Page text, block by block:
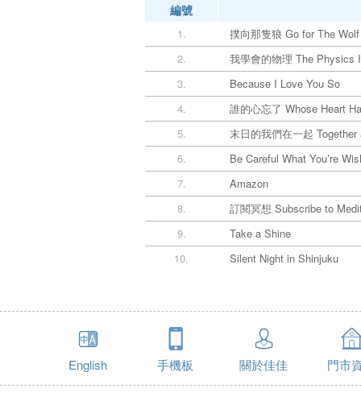
編號
1.
撲向那隻狼 Go for The Wolf
2.
我學會的物理 The Physics
3.
Because I Love You So
4.
誰的心忘了 Whose Heart
5.
末日的我們在一起
6.
Be Careful What You’re
7.
Amazon
8.
訂閱冥想 Subscribe to
9.
Take a Shine
10.
Silent Night in Shinjuku
English 手機板 關於佳佳 門市